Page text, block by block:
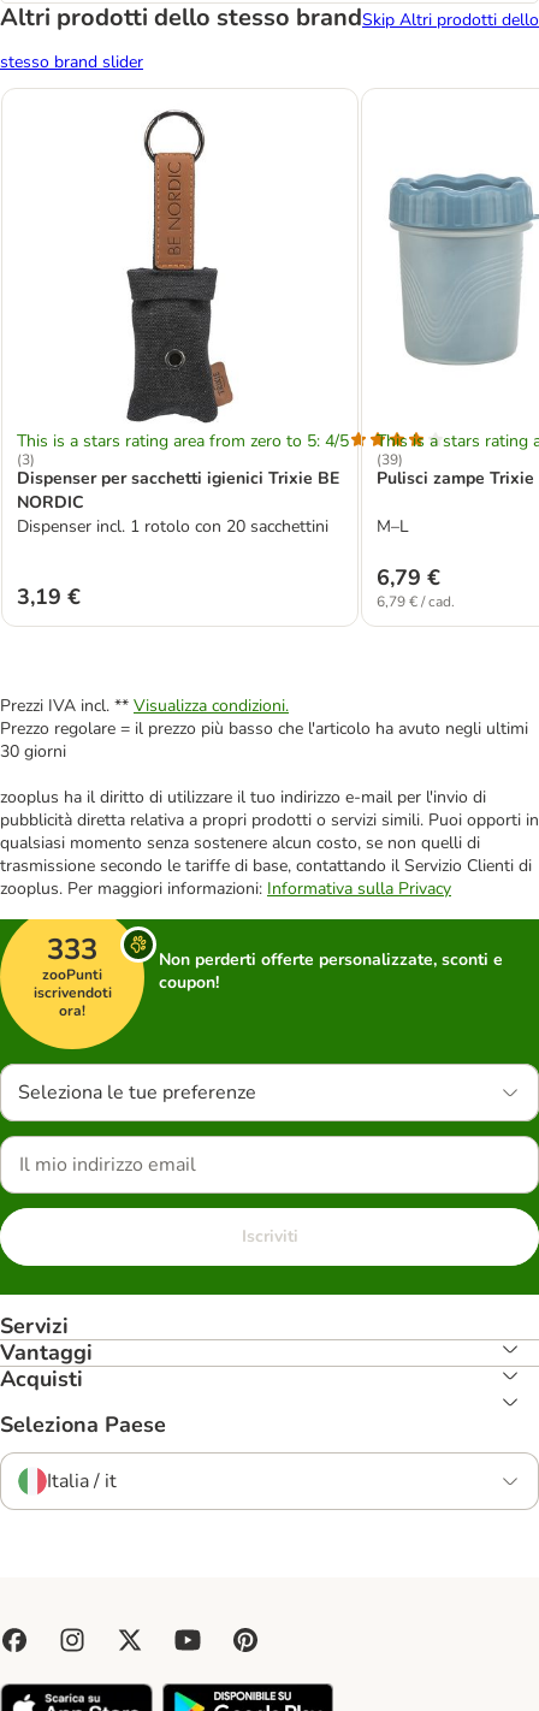
Altri prodotti dello stesso brandSkip Altri prodotti dello
stesso brand slider
This is a stars rating area from zero to 5: 4/5
(3)
Dispenser per sacchetti igienici Trixie BE
NORDIC
Dispenser incl. 1 rotolo con 20 sacchettini
3,19 €
This is a stars rating
(39)
Pulisci zampe
M–L
6,79 €
6,79 € / cad.
Prezzi IVA incl. ** Visualizza condizioni.
Prezzo regolare = il prezzo più basso che l'articolo ha avuto negli ultimi
30 giorni
zooplus ha il diritto di utilizzare il tuo indirizzo e-mail per l'invio di
pubblicità diretta relativa a propri prodotti o servizi simili. Puoi opporti in
qualsiasi momento senza sostenere alcun costo, se non quelli di
trasmissione secondo le tariffe di base, contattando il Servizio Clienti di
zooplus. Per maggiori informazioni: Informativa sulla Privacy
333
zooPunti
iscrivendoti
ora!
Non perderti offerte personalizzate, sconti e
coupon!
Seleziona le tue preferenze
Iscriviti
Servizi
Vantaggi
Acquisti
Seleziona Paese
Italia / it